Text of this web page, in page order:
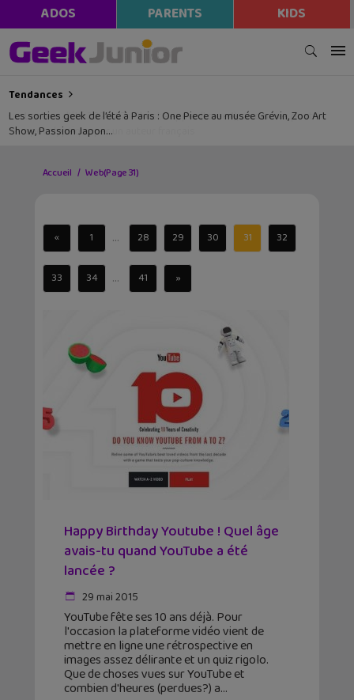
ADOS PARENTS KIDS
Tendances
Les sorties geek de l’été à Paris : One Piece au musée Grévin, Zoo Art
Show, Passion Japon…
Accueil Web(Page 31)
« 1 ... 28 29 30 31 32
33 34 ... 41 »
Happy Birthday Youtube ! Quel âge
avais-tu quand YouTube a été
lancée ?
29 mai 2015
YouTube fête ses 10 ans déjà. Pour
l'occasion la plateforme vidéo vient de
mettre en ligne une rétrospective en
images assez délirante et un quiz rigolo.
Que de choses vues sur YouTube et
combien d'heures (perdues?) a